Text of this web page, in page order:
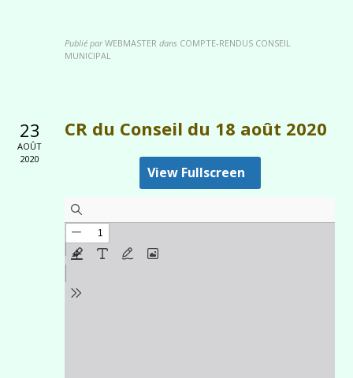
Publié par WEBMASTER dans COMPTE-RENDUS CONSEIL
MUNICIPAL
23
AOÛT
2020
CR du Conseil du 18 août 2020
View Fullscreen